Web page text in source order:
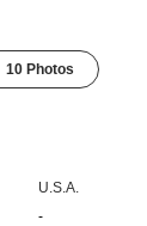
10 Photos
U.S.A.
-